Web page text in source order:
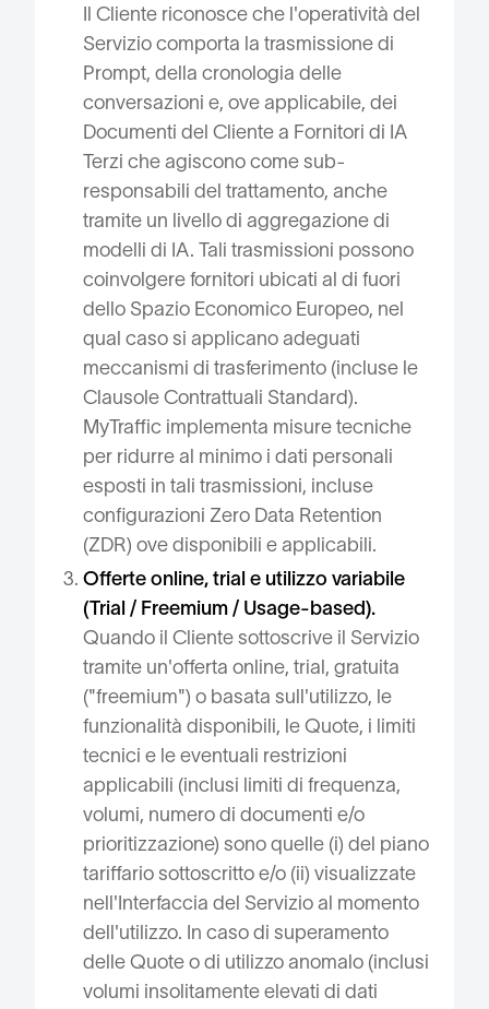
Il Cliente riconosce che l'operatività del
Servizio comporta la trasmissione di
Prompt, della cronologia delle
conversazioni e, ove applicabile, dei
Documenti del Cliente a Fornitori di IA
Terzi che agiscono come sub-
responsabili del trattamento, anche
tramite un livello di aggregazione di
modelli di IA. Tali trasmissioni possono
coinvolgere fornitori ubicati al di fuori
dello Spazio Economico Europeo, nel
qual caso si applicano adeguati
meccanismi di trasferimento (incluse le
Clausole Contrattuali Standard).
MyTraffic implementa misure tecniche
per ridurre al minimo i dati personali
esposti in tali trasmissioni, incluse
configurazioni Zero Data Retention
(ZDR) ove disponibili e applicabili.
Offerte online, trial e utilizzo variabile
(Trial / Freemium / Usage-based).
Quando il Cliente sottoscrive il Servizio
tramite un'offerta online, trial, gratuita
("freemium") o basata sull'utilizzo, le
funzionalità disponibili, le Quote, i limiti
tecnici e le eventuali restrizioni
applicabili (inclusi limiti di frequenza,
volumi, numero di documenti e/o
prioritizzazione) sono quelle (i) del piano
tariffario sottoscritto e/o (ii) visualizzate
nell'Interfaccia del Servizio al momento
dell'utilizzo. In caso di superamento
delle Quote o di utilizzo anomalo (inclusi
volumi insolitamente elevati di dati